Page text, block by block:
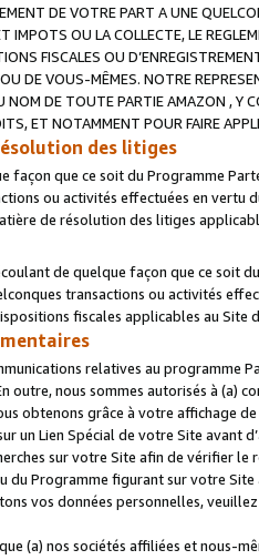
DE VOTRE PART A UNE
IMPOTS OU LA COLLECTE, LE
FISCALES OU
DE VOUS-MÊMES. NOTRE
DE TOUTE PARTIE AMAZON , Y
ET NOTAMMENT POUR FAIRE
des litiges
façon que ce soit du Programme
ou activités effectuées en vertu
de résolution des litiges
de quelque façon que ce soit
transactions ou activités
fiscales applicables au Site
relatives au programme
outre, nous sommes autorisés à
obtenons grâce à votre affichage
un Lien Spécial de votre Site avant
sur votre Site afin de vérifier
du Programme figurant sur votre
vos données personnelles,
(a) nos sociétés affiliées et nous-